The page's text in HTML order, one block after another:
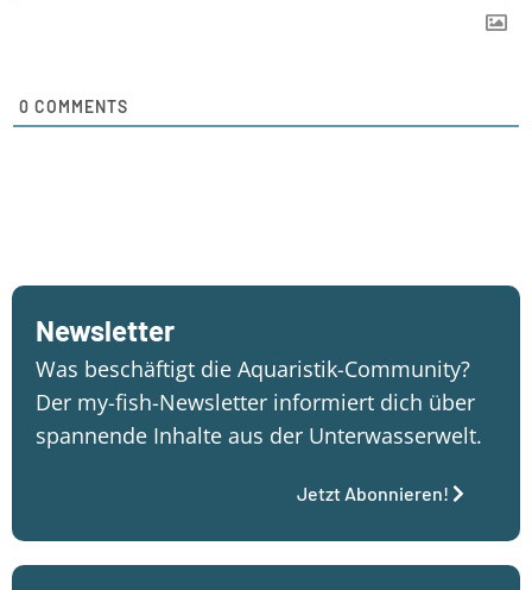
0 COMMENTS
Newsletter
Was beschäftigt die Aquaristik-Community?
Der my-fish-Newsletter informiert dich über
spannende Inhalte aus der Unterwasserwelt.
Jetzt Abonnieren!